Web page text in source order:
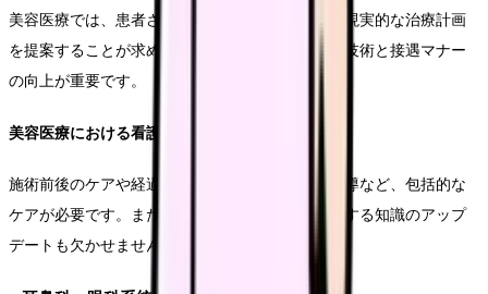
美容医療では、患者さんの希望を適切に理解し、現実的な治療計画
を提案することが求められます。カウンセリング技術と接遇マナー
の向上が重要です。
美容医療における看護師の役割
施術前後のケアや経過観察、患者さんへの生活指導など、包括的な
ケアが必要です。また、新しい治療法や機器に関する知識のアップ
デートも欠かせません。